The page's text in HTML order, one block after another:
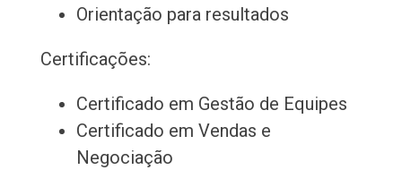
Orientação para resultados
Certificações:
Certificado em Gestão de Equipes
Certificado em Vendas e
Negociação